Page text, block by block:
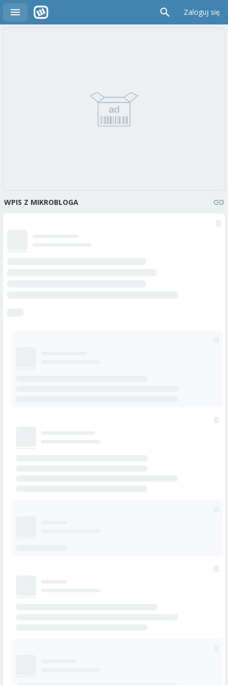
Zaloguj się
WPIS Z MIKROBLOGA